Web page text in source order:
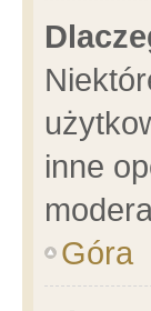
inne
Góra